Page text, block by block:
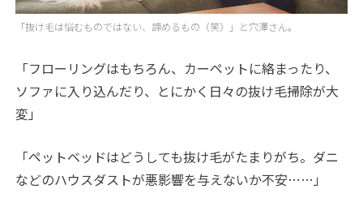
「抜け毛は悩むものではない、諦めるもの（笑）」と穴澤さん。
「フローリングはもちろん、カーペットに絡まったり、
ソファに入り込んだり、とにかく日々の抜け毛掃除が大
変」
「ペットベッドはどうしても抜け毛がたまりがち。ダニ
などのハウスダストが悪影響を与えないか不安……」